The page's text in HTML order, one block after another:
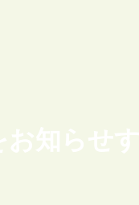
知らせ